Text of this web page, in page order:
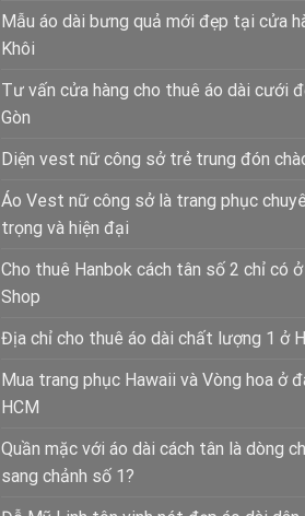
Mẫu áo dài bưng quả mới đẹp tại cửa
Khôi
Tư vấn cửa hàng cho thuê áo dài cưới
Gòn
Diện vest nữ công sở trẻ trung đón
Áo Vest nữ công sở là trang phục
trọng và hiện đại
Cho thuê Hanbok cách tân số 2 chỉ có
Shop
Địa chỉ cho thuê áo dài chất lượng 1 ở
Mua trang phục Hawaii và Vòng hoa ở
HCM
Quần mặc với áo dài cách tân là dòng
sang chảnh số 1?